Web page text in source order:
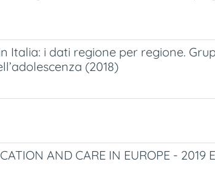
Italia: i dati regione per regione.
(2018)
AND CARE IN EUROPE -